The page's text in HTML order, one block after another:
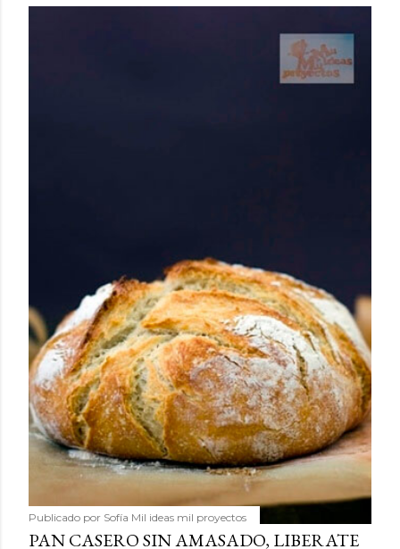
Publicado por Sofía Mil ideas mil proyectos
PAN CASERO SIN AMASADO, LIBERATE